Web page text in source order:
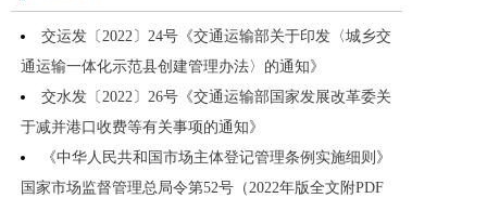
交运发〔2022〕24号《交通运输部关于印发〈城乡交
通运输一体化示范县创建管理办法〉的通知》
交水发〔2022〕26号《交通运输部国家发展改革委关
于减并港口收费等有关事项的通知》
《中华人民共和国市场主体登记管理条例实施细则》
国家市场监督管理总局令第52号（2022年版全文附PDF